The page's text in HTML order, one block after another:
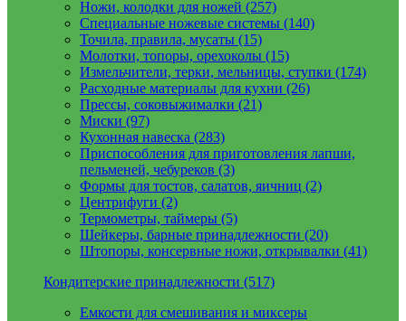
Ножи, колодки для ножей (257)
Специальные ножевые системы (140)
Точила, правила, мусаты (15)
Молотки, топоры, орехоколы (15)
Измельчители, терки, мельницы, ступки (174)
Расходные материалы для кухни (26)
Прессы, соковыжималки (21)
Миски (97)
Кухонная навеска (283)
Приспособления для приготовления лапши,
пельменей, чебуреков (3)
Формы для тостов, салатов, яичниц (2)
Центрифуги (2)
Термометры, таймеры (5)
Шейкеры, барные принадлежности (20)
Штопоры, консервные ножи, открывалки (41)
Кондитерские принадлежности (517)
Емкости для смешивания и миксеры